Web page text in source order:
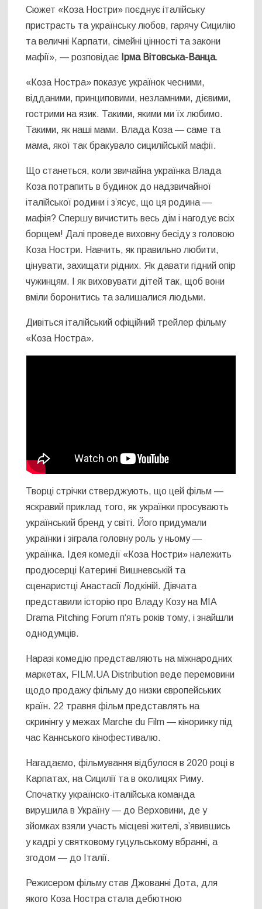
Сюжет «Коза Ностри» поєднує італійську
пристрасть та українську любов, гарячу Сицилію
та величні Карпати, сімейні цінності та закони
мафії», — розповідає Ірма Вітовська-Ванца.
«Коза Ностра» показує українок чесними,
відданими, принциповими, незламними, дієвими,
гострими на язик. Такими, якими ми їх любимо.
Такими, як наші мами. Влада Коза — саме та
мама, якої так бракувало сицилійській мафії.
Що станеться, коли звичайна українка Влада
Коза потрапить в будинок до надзвичайної
італійської родини і з’ясує, що ця родина —
мафія? Спершу вичистить весь дім і нагодує всіх
борщем! Далі проведе виховну бесіду з головою
Коза Ностри. Навчить, як правильно любити,
цінувати, захищати рідних. Як давати гідний опір
чужинцям. І як виховувати дітей так, щоб вони
вміли боронитись та залишалися людьми.
Дивіться італійський офіційний трейлер фільму
«Коза Ностра».
Творці стрічки стверджують, що цей фільм —
яскравий приклад того, як українки просувають
український бренд у світі. Його придумали
українки і зіграла головну роль у ньому —
українка. Ідея комедії «Коза Ностри» належить
продюсерці Катерині Вишневській та
сценаристці Анастасії Лодкіній. Дівчата
представили історію про Владу Козу на MIA
Drama Pitching Forum п‘ять років тому, і знайшли
однодумців.
Наразі комедію представляють на міжнародних
маркетах, FILM.UA Distribution веде перемовини
щодо продажу фільму до низки європейських
країн. 22 травня фільм представлять на
скринінгу у межах Marche du Film — кіноринку під
час Каннського кінофестивалю.
Нагадаємо, фільмування відбулося в 2020 році в
Карпатах, на Сицилії та в околицях Риму.
Спочатку українско-італійська команда
вирушила в Україну — до Верховини, де у
зйомках взяли участь місцеві жителі, з’явившись
у кадрі у святковому гуцульському вбранні, а
згодом — до Італії.
Режисером фільму став Джованні Дота, для
якого Коза Ностра стала дебютною